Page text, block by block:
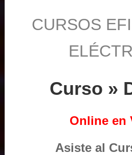
CURSOS
Curso »
Online en
Asiste al